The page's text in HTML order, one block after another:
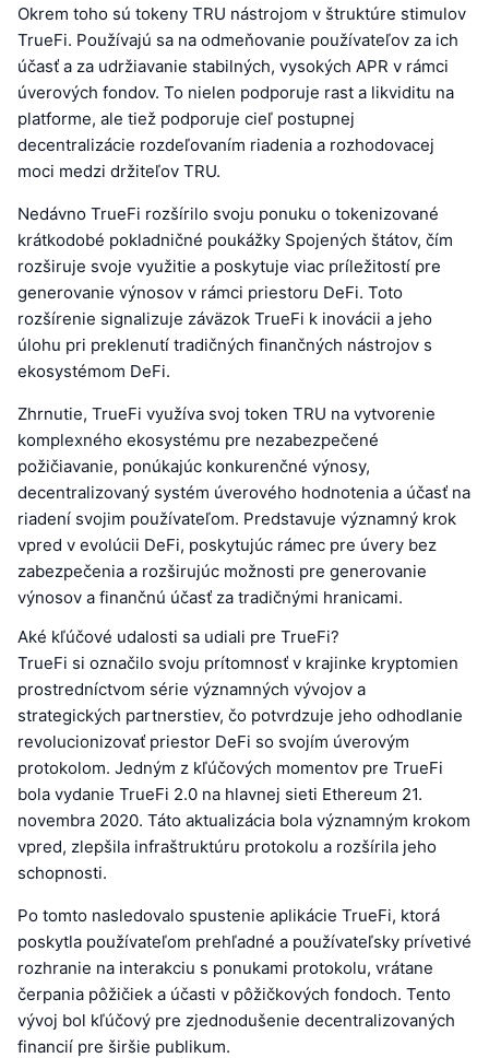
Okrem toho sú tokeny TRU nástrojom v štruktúre stimulov
TrueFi. Používajú sa na odmeňovanie používateľov za ich
účasť a za udržiavanie stabilných, vysokých APR v rámci
úverových fondov. To nielen podporuje rast a likviditu na
platforme, ale tiež podporuje cieľ postupnej
decentralizácie rozdeľovaním riadenia a rozhodovacej
moci medzi držiteľov TRU.
Nedávno TrueFi rozšírilo svoju ponuku o tokenizované
krátkodobé pokladničné poukážky Spojených štátov, čím
rozširuje svoje využitie a poskytuje viac príležitostí pre
generovanie výnosov v rámci priestoru DeFi. Toto
rozšírenie signalizuje záväzok TrueFi k inovácii a jeho
úlohu pri preklenutí tradičných finančných nástrojov s
ekosystémom DeFi.
Zhrnutie, TrueFi využíva svoj token TRU na vytvorenie
komplexného ekosystému pre nezabezpečené
požičiavanie, ponúkajúc konkurenčné výnosy,
decentralizovaný systém úverového hodnotenia a účasť na
riadení svojim používateľom. Predstavuje významný krok
vpred v evolúcii DeFi, poskytujúc rámec pre úvery bez
zabezpečenia a rozširujúc možnosti pre generovanie
výnosov a finančnú účasť za tradičnými hranicami.
Aké kľúčové udalosti sa udiali pre TrueFi?
TrueFi si označilo svoju prítomnosť v krajinke kryptomien
prostredníctvom série významných vývojov a
strategických partnerstiev, čo potvrdzuje jeho odhodlanie
revolucionizovať priestor DeFi so svojím úverovým
protokolom. Jedným z kľúčových momentov pre TrueFi
bola vydanie TrueFi 2.0 na hlavnej sieti Ethereum 21.
novembra 2020. Táto aktualizácia bola významným krokom
vpred, zlepšila infraštruktúru protokolu a rozšírila jeho
schopnosti.
Po tomto nasledovalo spustenie aplikácie TrueFi, ktorá
poskytla používateľom prehľadné a používateľsky prívetivé
rozhranie na interakciu s ponukami protokolu, vrátane
čerpania pôžičiek a účasti v pôžičkových fondoch. Tento
vývoj bol kľúčový pre zjednodušenie decentralizovaných
financií pre širšie publikum.